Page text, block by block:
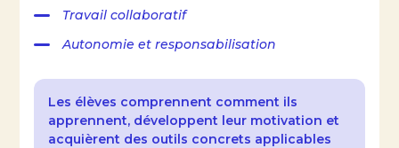
Travail collaboratif
Autonomie et responsabilisation
Les élèves comprennent comment ils
apprennent, développent leur motivation et
acquièrent des outils concrets applicables